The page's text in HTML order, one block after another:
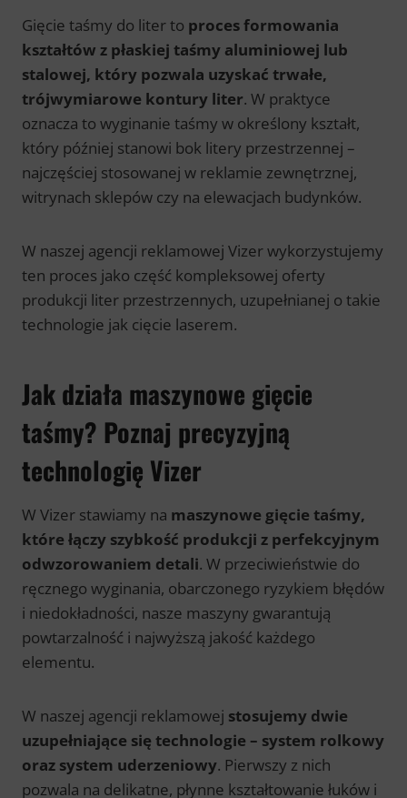
Gięcie taśmy do liter to proces formowania
kształtów z płaskiej taśmy aluminiowej lub
stalowej, który pozwala uzyskać trwałe,
trójwymiarowe kontury liter. W praktyce
oznacza to wyginanie taśmy w określony kształt,
który później stanowi bok litery przestrzennej –
najczęściej stosowanej w reklamie zewnętrznej,
witrynach sklepów czy na elewacjach budynków.
W naszej agencji reklamowej Vizer wykorzystujemy
ten proces jako część kompleksowej oferty
produkcji liter przestrzennych, uzupełnianej o takie
technologie jak cięcie laserem.
Jak działa maszynowe gięcie
taśmy? Poznaj precyzyjną
technologię Vizer
W Vizer stawiamy na maszynowe gięcie taśmy,
które łączy szybkość produkcji z perfekcyjnym
odwzorowaniem detali. W przeciwieństwie do
ręcznego wyginania, obarczonego ryzykiem błędów
i niedokładności, nasze maszyny gwarantują
powtarzalność i najwyższą jakość każdego
elementu.
W naszej agencji reklamowej stosujemy dwie
uzupełniające się technologie – system rolkowy
oraz system uderzeniowy. Pierwszy z nich
pozwala na delikatne, płynne kształtowanie łuków i